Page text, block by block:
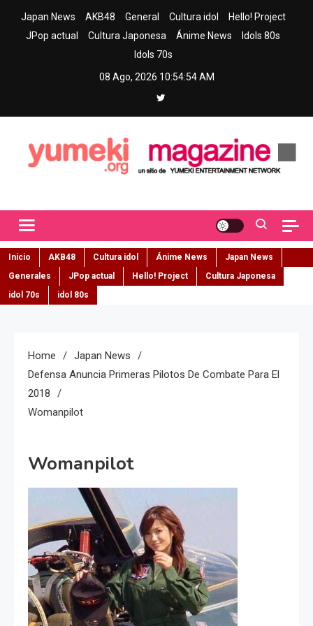
Japan News AKB48 General Cultura idol
Hello! Project
JPop actual
Cultura Japonesa Ánime News
Idols 80s
Idols 70s
08 Ago, 2026 10:54:55 AM
Inicio AKB48 Cultura idol Ánime News
Japan News
Generales
JPop actual Hello! Project
Cultura Japonesa
idol 70s
idol 80s
Home
Japan News
Defensa Anuncia Primeras Pilotos De Combate Para El
2018
Womanpilot
Womanpilot